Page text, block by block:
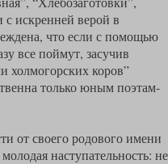
искренней верой в
что если с помощью
все поймут, засучив
холмогорских коров”
только юным поэтам-
от своего родового имени
наступательность: не